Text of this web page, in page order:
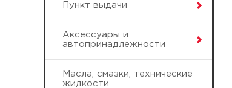
Пункт выдачи
Аксессуары и
автопринадлежности
Масла, смазки, технические
жидкости